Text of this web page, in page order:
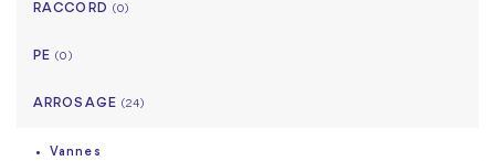
RACCORD (0)
PE(0)
ARROSAGE (24)
Vannes